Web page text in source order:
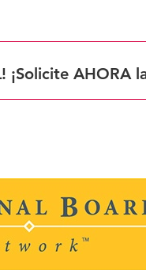
a 20.30 h ET
¡Solicite
https://